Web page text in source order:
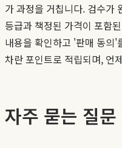
가 과정을 거칩니다. 검수가
등급과 책정된 가격이 포함
내용을 확인하고 '판매 동의'
차란 포인트로 적립되며, 언
자주 묻는 질